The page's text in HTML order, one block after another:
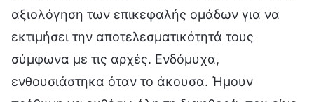
αξιολόγηση των επικεφαλής ομάδων για να
εκτιμήσει την αποτελεσματικότητά τους
σύμφωνα με τις αρχές. Ενδόμυχα,
ενθουσιάστηκα όταν το άκουσα. Ήμουν